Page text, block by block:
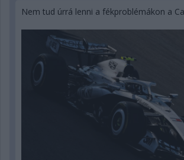
Nem tud úrrá lenni a fékproblémákon a